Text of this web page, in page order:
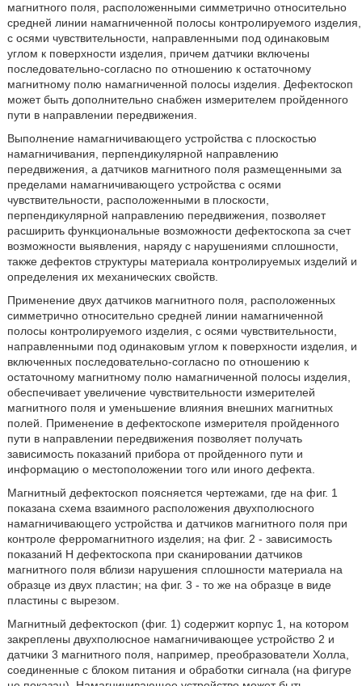
магнитного поля, расположенными симметрично относительно
средней линии намагниченной полосы контролируемого изделия,
с осями чувствительности, направленными под одинаковым
углом к поверхности изделия, причем датчики включены
последовательно-согласно по отношению к остаточному
магнитному полю намагниченной полосы изделия. Дефектоскоп
может быть дополнительно снабжен измерителем пройденного
пути в направлении передвижения.
Выполнение намагничивающего устройства с плоскостью
намагничивания, перпендикулярной направлению
передвижения, а датчиков магнитного поля размещенными за
пределами намагничивающего устройства с осями
чувствительности, расположенными в плоскости,
перпендикулярной направлению передвижения, позволяет
расширить функциональные возможности дефектоскопа за счет
возможности выявления, наряду с нарушениями сплошности,
также дефектов структуры материала контролируемых изделий и
определения их механических свойств.
Применение двух датчиков магнитного поля, расположенных
симметрично относительно средней линии намагниченной
полосы контролируемого изделия, с осями чувствительности,
направленными под одинаковым углом к поверхности изделия, и
включенных последовательно-согласно по отношению к
остаточному магнитному полю намагниченной полосы изделия,
обеспечивает увеличение чувствительности измерителей
магнитного поля и уменьшение влияния внешних магнитных
полей. Применение в дефектоскопе измерителя пройденного
пути в направлении передвижения позволяет получать
зависимость показаний прибора от пройденного пути и
информацию о местоположении того или иного дефекта.
Магнитный дефектоскоп поясняется чертежами, где на фиг. 1
показана схема взаимного расположения двухполюсного
намагничивающего устройства и датчиков магнитного поля при
контроле ферромагнитного изделия; на фиг. 2 - зависимость
показаний Н дефектоскопа при сканировании датчиков
магнитного поля вблизи нарушения сплошности материала на
образце из двух пластин; на фиг. 3 - то же на образце в виде
пластины с вырезом.
Магнитный дефектоскоп (фиг. 1) содержит корпус 1, на котором
закреплены двухполюсное намагничивающее устройство 2 и
датчики 3 магнитного поля, например, преобразователи Холла,
соединенные с блоком питания и обработки сигнала (на фигуре